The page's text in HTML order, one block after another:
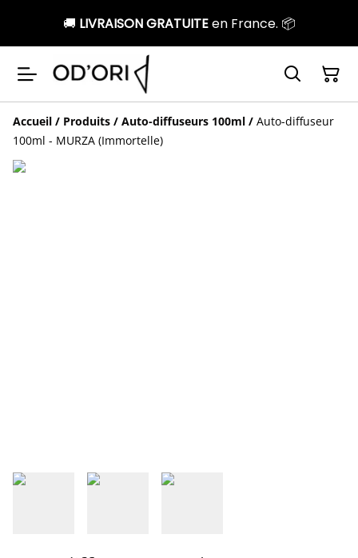
🚚 LIVRAISON GRATUITEen France. 📦
Accueil / Produits / Auto-diffuseurs 100ml / Auto-diffuseur
100ml - MURZA (Immortelle)